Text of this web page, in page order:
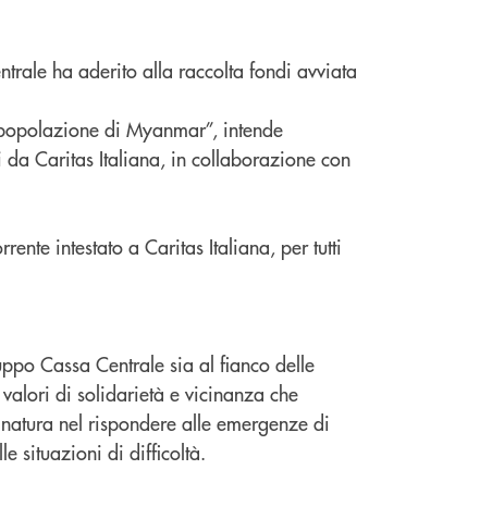
ha aderito alla raccolta fondi avviata
di Myanmar”, intende
Caritas Italiana, in collaborazione con
intestato a Caritas Italiana, per tutti
Cassa Centrale sia al fianco delle
di solidarietà e vicinanza che
nel rispondere alle emergenze di
situazioni di difficoltà.